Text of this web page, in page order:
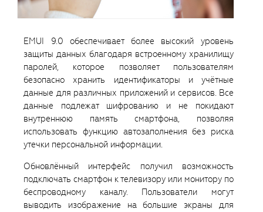
EMUI 9.0 обеспечивает более высокий уровень
защиты данных благодаря встроенному хранилищу
паролей, которое позволяет пользователям
безопасно хранить идентификаторы и учётные
данные для различных приложений и сервисов. Все
данные подлежат шифрованию и не покидают
внутреннюю память смартфона, позволяя
использовать функцию автозаполнения без риска
утечки персональной информации.
Обновлённый интерфейс получил возможность
подключать смартфон к телевизору или монитору по
беспроводному каналу. Пользователи могут
выводить изображение на большие экраны для